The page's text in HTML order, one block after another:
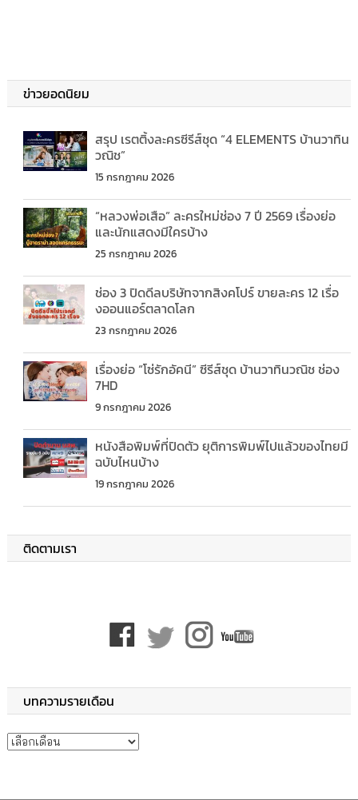
ข่าวยอดนิยม
สรุป เรตติ้งละครซีรีส์ชุด “4 ELEMENTS บ้านวาทิน
วณิช”
15 กรกฎาคม 2026
“หลวงพ่อเสือ” ละครใหม่ช่อง 7 ปี 2569 เรื่องย่อ
และนักแสดงมีใครบ้าง
25 กรกฎาคม 2026
ช่อง 3 ปิดดีลบริษัทจากสิงคโปร์ ขายละคร 12 เรื่อ
งออนแอร์ตลาดโลก
23 กรกฎาคม 2026
เรื่องย่อ “โซ่รักอัคนี” ซีรีส์ชุด บ้านวาทินวณิช ช่อง
7HD
9 กรกฎาคม 2026
หนังสือพิมพ์ที่ปิดตัว ยุติการพิมพ์ไปแล้วของไทยมี
ฉบับไหนบ้าง
19 กรกฎาคม 2026
ติดตามเรา
บทความรายเดือน
บทความรายเดือน